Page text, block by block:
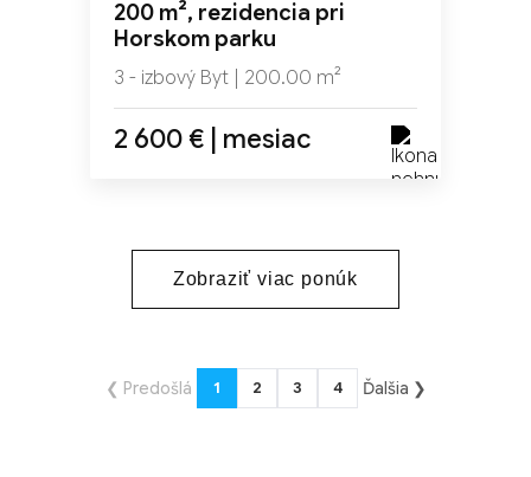
200 m², rezidencia pri
Horskom parku
3 - izbový Byt | 200.00 m²
2 600 € | mesiac
Zobraziť viac ponúk
❮ Predošlá 1 2 3 4 Ďalšia ❯